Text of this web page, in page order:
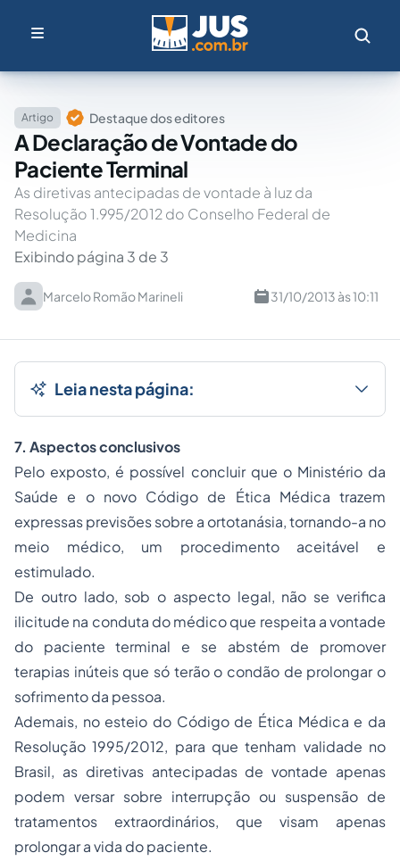
Artigo Destaque dos editores
A Declaração de Vontade do
Paciente Terminal
As diretivas antecipadas de vontade à luz da
Resolução 1.995/2012 do Conselho Federal de
Medicina
Exibindo página 3 de 3
Marcelo Romão Marineli 31/10/2013 às 10:11
Leia nesta página:
7. Aspectos conclusivos
Pelo exposto, é possível concluir que o Ministério da
Saúde e o novo Código de Ética Médica trazem
expressas previsões sobre a ortotanásia, tornando-a no
meio médico, um procedimento aceitável e
estimulado.
De outro lado, sob o aspecto legal, não se verifica
ilicitude na conduta do médico que respeita a vontade
do paciente terminal e se abstém de promover
terapias inúteis que só terão o condão de prolongar o
sofrimento da pessoa.
Ademais, no esteio do Código de Ética Médica e da
Resolução 1995/2012, para que tenham validade no
Brasil, as diretivas antecipadas de vontade apenas
podem versar sobre interrupção ou suspensão de
tratamentos extraordinários, que visam apenas
prolongar a vida do paciente.